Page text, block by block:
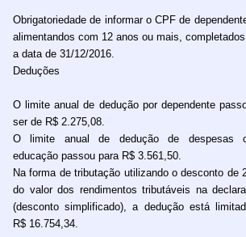
Obrigatoriedade de informar o CPF de
alimentandos com 12 anos ou mais,
a data de 31/12/2016.
Deduções
O limite anual de dedução por dependente
ser de R$ 2.275,08.
O limite anual de dedução de despesas
educação passou para R$ 3.561,50.
Na forma de tributação utilizando o desconto de
do valor dos rendimentos tributáveis na
(desconto simplificado), a dedução está
R$ 16.754,34.